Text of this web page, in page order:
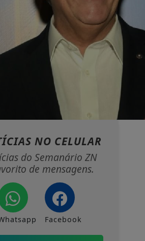
NO CELULAR
do Semanário ZN
de mensagens.
Facebook